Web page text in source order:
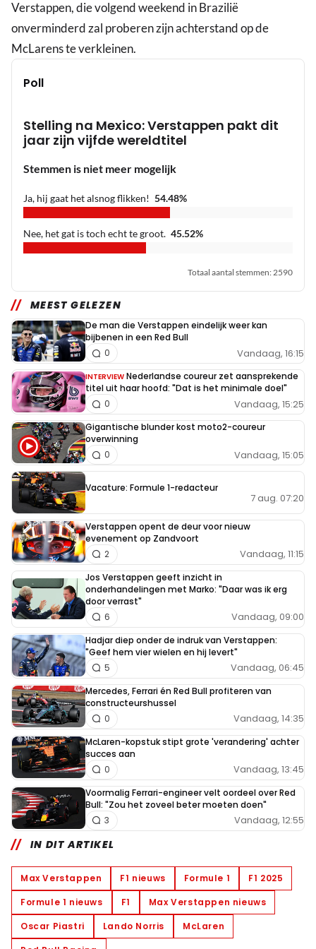
Verstappen, die volgend weekend in Brazilië
onverminderd zal proberen zijn achterstand op de
McLarens te verkleinen.
Poll
Stelling na Mexico: Verstappen pakt dit
jaar zijn vijfde wereldtitel
Stemmen is niet meer mogelijk
Ja, hij gaat het alsnog flikken! 54.48%
Nee, het gat is toch echt te groot. 45.52%
Totaal aantal stemmen:2590
MEEST GELEZEN
De man die Verstappen eindelijk weer kan
bijbenen in een Red Bull
Vandaag, 16:15
0
INTERVIEW Nederlandse coureur zet aansprekende
titel uit haar hoofd: "Dat is het minimale doel"
Vandaag, 15:25
0
Gigantische blunder kost moto2-coureur
overwinning
Vandaag, 15:05
0
Vacature: Formule 1-redacteur
7 aug. 07:20
Verstappen opent de deur voor nieuw
evenement op Zandvoort
Vandaag, 11:15
2
Jos Verstappen geeft inzicht in
onderhandelingen met Marko: "Daar was ik erg
door verrast"
Vandaag, 09:00
6
Hadjar diep onder de indruk van Verstappen:
"Geef hem vier wielen en hij levert"
Vandaag, 06:45
5
Mercedes, Ferrari én Red Bull profiteren van
constructeurshussel
Vandaag, 14:35
0
McLaren-kopstuk stipt grote 'verandering' achter
succes aan
Vandaag, 13:45
0
Voormalig Ferrari-engineer velt oordeel over Red
Bull: "Zou het zoveel beter moeten doen"
Vandaag, 12:55
3
IN DIT ARTIKEL
Max Verstappen F1 nieuws Formule 1
F1 2025
Formule 1 nieuws
F1
Max Verstappen nieuws
Oscar Piastri
Lando Norris
McLaren